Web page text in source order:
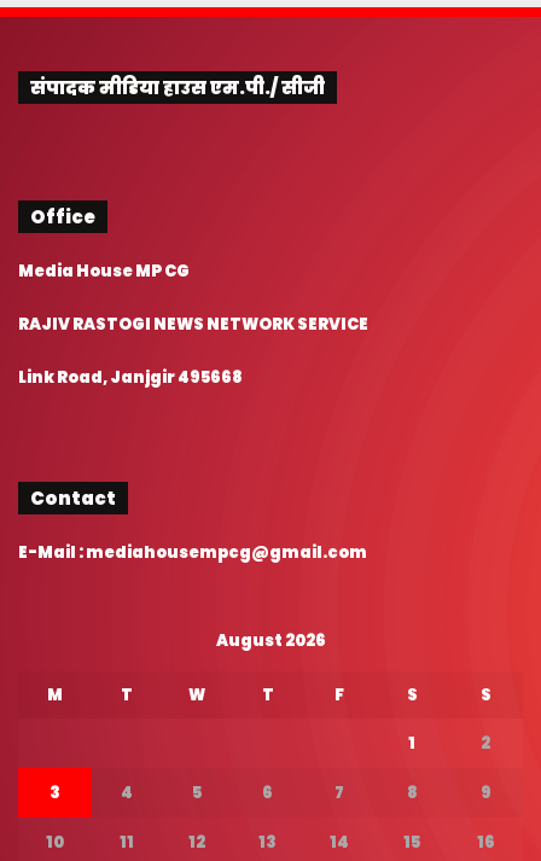
संपादक मीडिया हाउस एम.पी./ सीजी
Office
Media House MP CG
RAJIV RASTOGI NEWS NETWORK SERVICE
Link Road, Janjgir 495668
Contact
E-Mail : mediahousempcg@gmail.com
August 2026
M T W T F S S
1 2
3 4 5 6 7 8 9
10 11 12 13 14 15 16